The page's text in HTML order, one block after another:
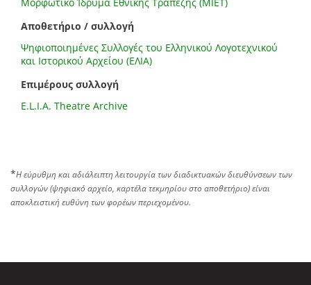
Αποθετήριο / συλλογή
Ψηφιοποιημένες Συλλογές του Ελληνικού Λογοτεχνικού
και Ιστορικού Αρχείου (ΕΛΙΑ)
Επιμέρους συλλογή
E.L.I.A. Theatre Archive
*Η εύρυθμη και αδιάλειπτη λειτουργία των διαδικτυακών διευθύνσεων των
συλλογών (ψηφιακό αρχείο, καρτέλα τεκμηρίου στο αποθετήριο) είναι
αποκλειστική ευθύνη των φορέων περιεχομένου.